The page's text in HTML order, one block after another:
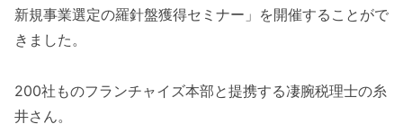
新規事業選定の羅針盤獲得セミナー」を開催することがで
きました。
200社ものフランチャイズ本部と提携する凄腕税理士の糸
井さん。